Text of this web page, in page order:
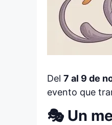
Del 7 al 9 de
evento que
🎭 Un